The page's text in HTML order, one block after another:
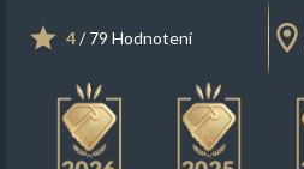
4/ 79 Hodnotení